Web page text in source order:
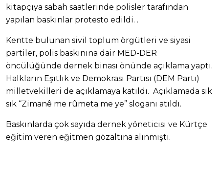
kitapçıya sabah saatlerinde polisler tarafından
yapılan baskınlar protesto edildi. .
Kentte bulunan sivil toplum örgütleri ve siyasi
partiler, polis baskınına dair MED-DER
öncülüğünde dernek binası önünde açıklama yaptı.
Halkların Eşitlik ve Demokrasi Partisi (DEM Parti)
milletvekilleri de açıklamaya katıldı. Açıklamada sık
sık “Zimanê me rûmeta me ye” sloganı atıldı.
Baskınlarda çok sayıda dernek yöneticisi ve Kürtçe
eğitim veren eğitmen gözaltına alınmıştı.